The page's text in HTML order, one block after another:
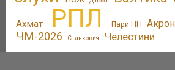
Ахмат РПЛ Пари НН Акрон
ЧМ-2026 Станкович Челестини